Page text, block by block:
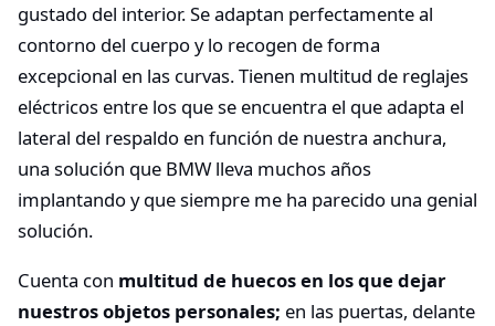
gustado del interior. Se adaptan perfectamente al
contorno del cuerpo y lo recogen de forma
excepcional en las curvas. Tienen multitud de reglajes
eléctricos entre los que se encuentra el que adapta el
lateral del respaldo en función de nuestra anchura,
una solución que BMW lleva muchos años
implantando y que siempre me ha parecido una genial
solución.
Cuenta con multitud de huecos en los que dejar
nuestros objetos personales; en las puertas, delante